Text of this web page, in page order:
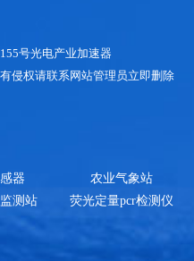
号光电产业加速器
侵权请联系网站管理员立即删除
器
农业气象站
测站
荧光定量pcr检测仪